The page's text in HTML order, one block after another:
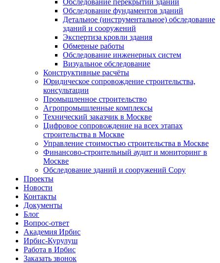
Обследование перекрытий зданий
Обследование фундаментов зданий
Детальное (инструментальное) обследование
зданий и сооружений
Экспертиза кровли здания
Обмерные работы
Обследование инженерных систем
Визуальное обследование
Конструктивные расчёты
Юридическое сопровождение строительства,
консультации
Промышленное строительство
Агропромышленные комплексы
Технический заказчик в Москве
Цифровое сопровождение на всех этапах
строительства в Москве
Управление стоимостью строительства в Москве
Финансово-строительный аудит и мониторинг в
Москве
Обследование зданий и сооружений Copy
Проекты
Новости
Контакты
Документы
Блог
Вопрос-ответ
Академия Ирбис
Ирбис-Курулуш
Работа в Ирбис
Заказать звонок